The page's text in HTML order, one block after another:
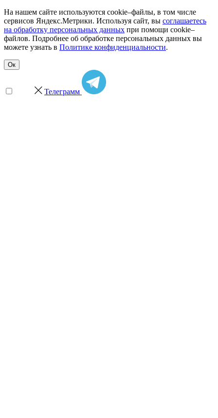
На нашем сайте используются cookie–файлы, в том числе
сервисов Яндекс.Метрики. Используя сайт, вы соглашаетесь
на обработку персональных данных при помощи cookie–
файлов. Подробнее об обработке персональных данных вы
можете узнать в Политике конфиденциальности.
Ок
Телеграмм